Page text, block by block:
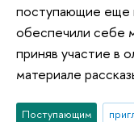
поступающие еще
обеспечили себе
приняв участие в
материале
Поступающим